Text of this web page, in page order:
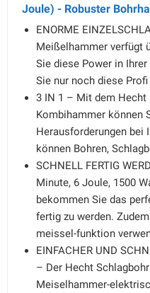
Joule) - Robuster
ENORME
Meißelhammer verfügt
Sie diese Power in
Sie nur noch diese
3 IN 1 – Mit dem Hecht
Kombihammer können
Herausforderungen bei
können Bohren,
SCHNELL FERTIG
Minute, 6 Joule, 1500
bekommen Sie das
fertig zu werden.
meissel-funktion
EINFACHER UND
– Der Hecht
Meiselhammer-